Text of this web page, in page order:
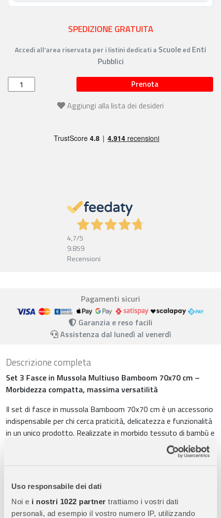
Uso responsabile dei dati
Noi e i nostri 1022 partner trattiamo i vostri dati
personali, ad esempio il vostro numero IP, utilizzando
SPEDIZIONE GRATUITA
Accedi all’area riservata per i listini dedicati a Scuoleed Enti
Pubblici
Prenota
Aggiungi alla lista dei desideri
4,7/5
9.859
Recensioni
Pagamenti sicuri
Garanzia e reso facili
Assistenza dal lunedì al venerdì
Descrizione completa
Set 3 Fasce in Mussola Multiuso Bamboom 70x70 cm –
Morbidezza compatta, massima versatilità
Il set di fasce in mussola Bamboom 70x70 cm è un accessorio
indispensabile per chi cerca praticità, delicatezza e funzionalità
in un unico prodotto. Realizzate in morbido tessuto di bambù e
cotone organico, sono ideali per ogni momento della giornata
del neonato: dal cambio pannolino al momento della nanna.
Materiali naturali e delicati sulla pelle
Il mix di 70% bambù
organico e30% cotone organicogarantisce una texture ultra-